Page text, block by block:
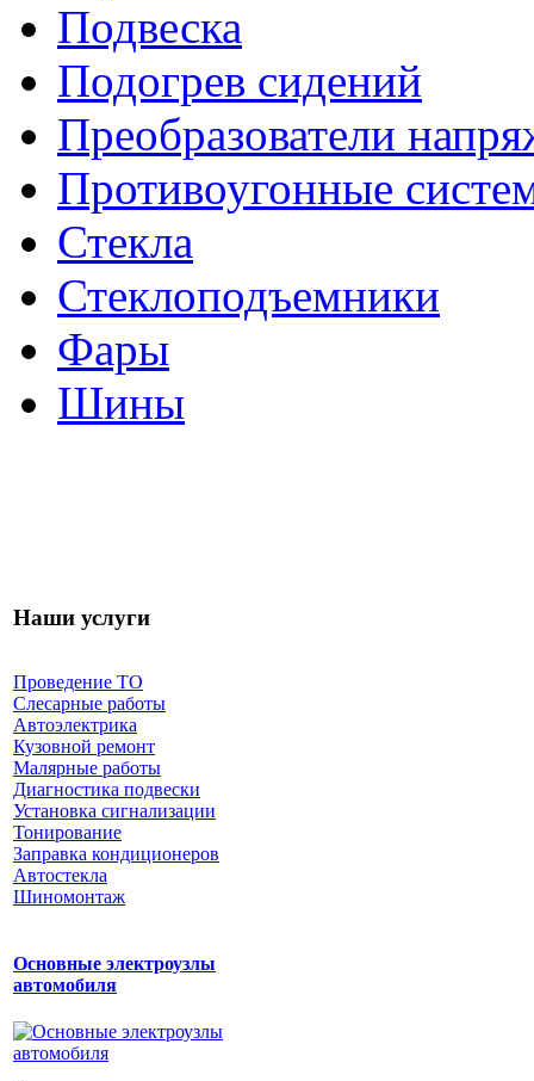
Подвеска
Подогрев сидений
Преобразователи
Противоугонные
Стекла
Стеклоподъемники
Фары
Шины
Наши услуги
Проведение ТО
Слесарные работы
Автоэлектрика
Кузовной ремонт
Малярные работы
Диагностика подвески
Установка сигнализации
Тонирование
Заправка кондиционеров
Автостекла
Шиномонтаж
Основные электроузлы
автомобиля